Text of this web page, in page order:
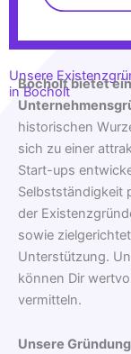
Unsere
in Bocholt
Bocholt bietet
historischen
sich zu einer
Start-ups
Selbstständigkeit
der
sowie
Unterstützung.
können Dir
vermitteln.
Unsere